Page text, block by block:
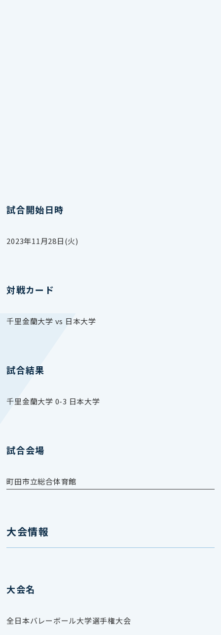
試合開始日時
2023年11月28日(火)
対戦カード
千里金蘭大学 vs 日本大学
試合結果
千里金蘭大学 0-3 日本大学
試合会場
町田市立総合体育館
大会情報
大会名
全日本バレーボール大学選手権大会